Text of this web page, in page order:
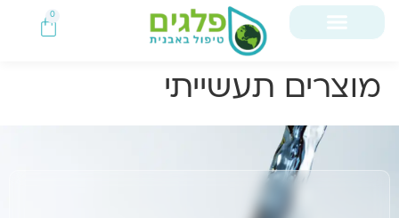
0
מוצרים תעשייתי